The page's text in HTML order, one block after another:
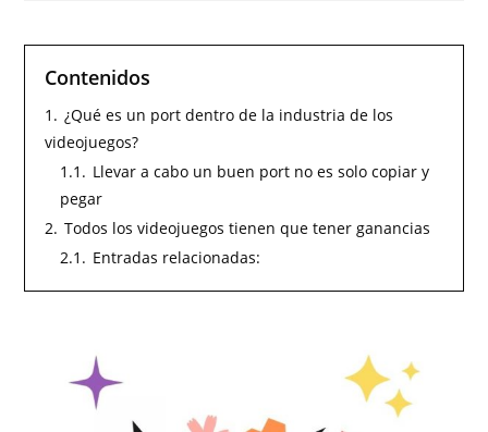
Contenidos
1. ¿Qué es un port dentro de la industria de los
videojuegos?
1.1. Llevar a cabo un buen port no es solo copiar y
pegar
2. Todos los videojuegos tienen que tener ganancias
2.1. Entradas relacionadas: